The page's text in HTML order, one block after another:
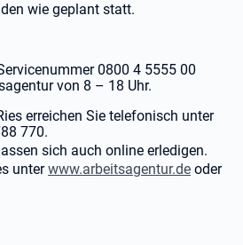
wie geplant statt.
0800 4 5555 00
von 8 – 18 Uhr.
erreichen Sie telefonisch unter
770.
sich auch online erledigen.
unterwww.arbeitsagentur.de oder